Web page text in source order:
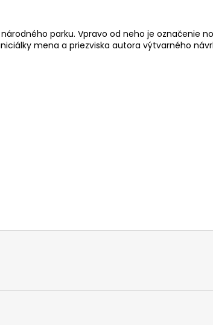
parku. Vpravo od neho je označenie
mena a priezviska autora výtvarného